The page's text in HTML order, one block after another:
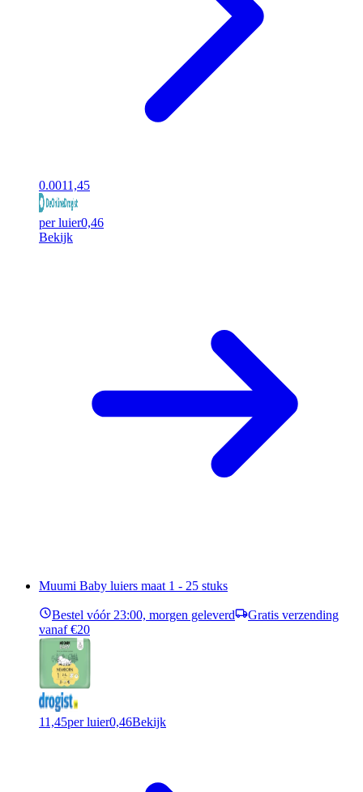
0.0011,45
per luier0,46
Bekijk
Muumi Baby luiers maat 1 - 25 stuks
Bestel vóór 23:00, morgen geleverd
Gratis verzending
vanaf €20
11,45per luier0,46Bekijk